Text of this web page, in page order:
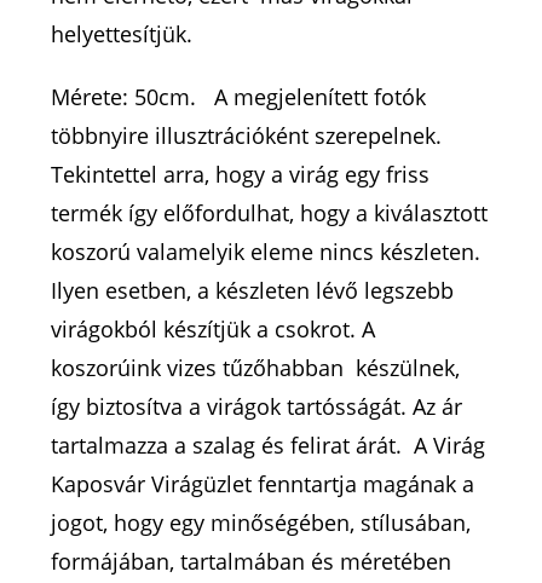
helyettesítjük.
Mérete: 50cm. A megjelenített fotók
többnyire illusztrációként szerepelnek.
Tekintettel arra, hogy a virág egy friss
termék így előfordulhat, hogy a kiválasztott
koszorú valamelyik eleme nincs készleten.
Ilyen esetben, a készleten lévő legszebb
virágokból készítjük a csokrot. A
koszorúink vizes tűzőhabban készülnek,
így biztosítva a virágok tartósságát. Az ár
tartalmazza a szalag és felirat árát. A Virág
Kaposvár Virágüzlet fenntartja magának a
jogot, hogy egy minőségében, stílusában,
formájában, tartalmában és méretében